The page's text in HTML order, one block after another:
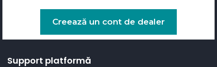
Creează un cont de dealer
Support platformă